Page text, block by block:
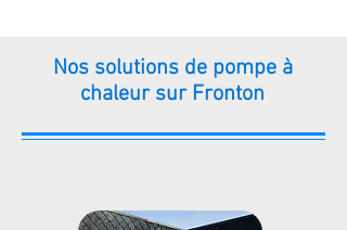
Nos solutions de pompe à
chaleur sur Fronton